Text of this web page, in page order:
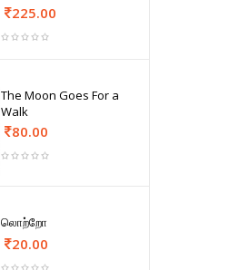
225.00
The Moon Goes For a
Walk
80.00
லொற்றோ
20.00